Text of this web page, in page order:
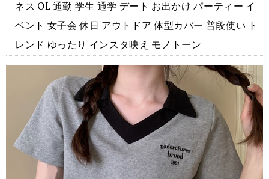
ネス OL 通勤 学生 通学 デート お出かけ パーティー イ
ベント 女子会 休日 アウトドア 体型カバー 普段使い ト
レンド ゆったり インスタ映え モノトーン